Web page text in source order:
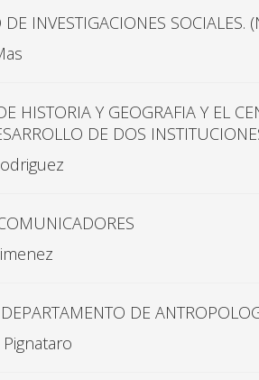
INVESTIGACIONES SOCIALES.
HISTORIA Y GEOGRAFIA Y EL
DE DOS
DE